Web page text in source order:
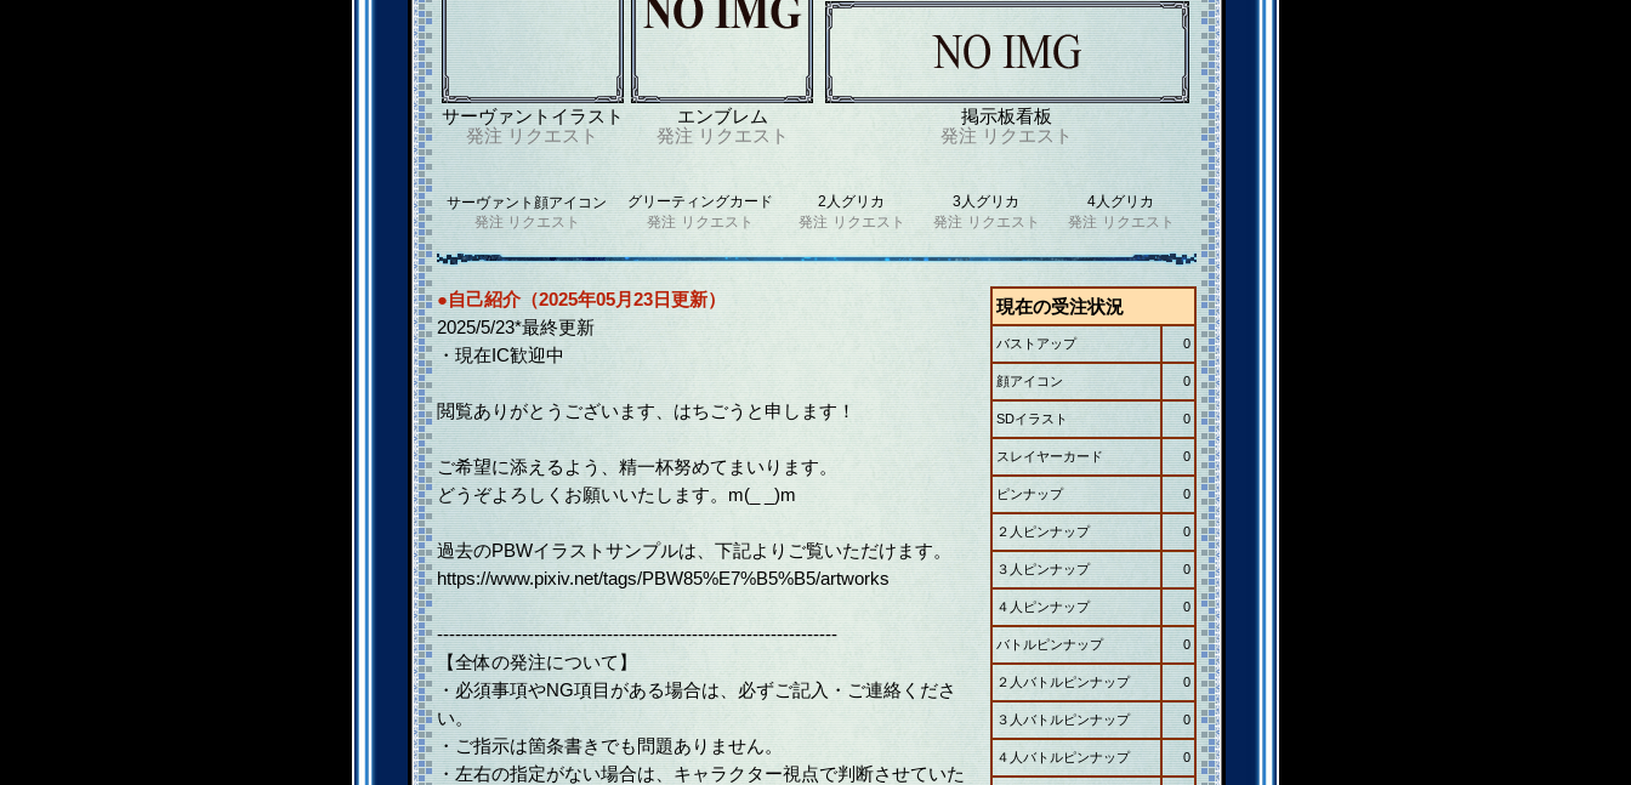
サーヴァントイラスト
発注 リクエスト
エンブレム
発注 リクエスト
掲示板看板
発注 リクエスト
サーヴァント顔アイコン
発注 リクエスト
グリーティングカード
発注 リクエスト
2人グリカ
発注 リクエスト
3人グリカ
発注 リクエスト
4人グリカ
発注 リクエスト
現在の受注状況
バストアップ 0
顔アイコン 0
SDイラスト 0
スレイヤーカード 0
ピンナップ 0
２人ピンナップ 0
３人ピンナップ 0
４人ピンナップ 0
バトルピンナップ 0
２人バトルピンナップ 0
３人バトルピンナップ 0
４人バトルピンナップ 0
●自己紹介（2025年05月23日更新）
2025/5/23*最終更新
・現在IC歓迎中
閲覧ありがとうございます、はちごうと申します！
ご希望に添えるよう、精一杯努めてまいります。
どうぞよろしくお願いいたします。m(_ _)m
過去のPBWイラストサンプルは、下記よりご覧いただけます。
https://www.pixiv.net/tags/PBW85%E7%B5%B5/artworks
------------------------------------------------------------------
【全体の発注について】
・必須事項やNG項目がある場合は、必ずご記入・ご連絡くださ
い。
・ご指示は箇条書きでも問題ありません。
・左右の指定がない場合は、キャラクター視点で判断させていた